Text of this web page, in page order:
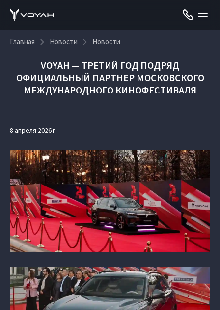
Главная Новости Новости
VOYAH — ТРЕТИЙ ГОД ПОДРЯД
ОФИЦИАЛЬНЫЙ ПАРТНЕР МОСКОВСКОГО
МЕЖДУНАРОДНОГО КИНОФЕСТИВАЛЯ
8 апреля 2026 г.